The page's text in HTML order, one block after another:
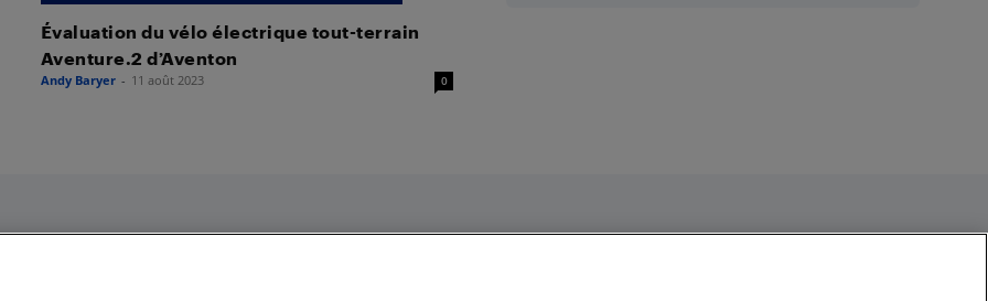
Évaluation du vélo électrique tout-terrain
Aventure.2 d’Aventon
Andy Baryer - 11 août 2023 0